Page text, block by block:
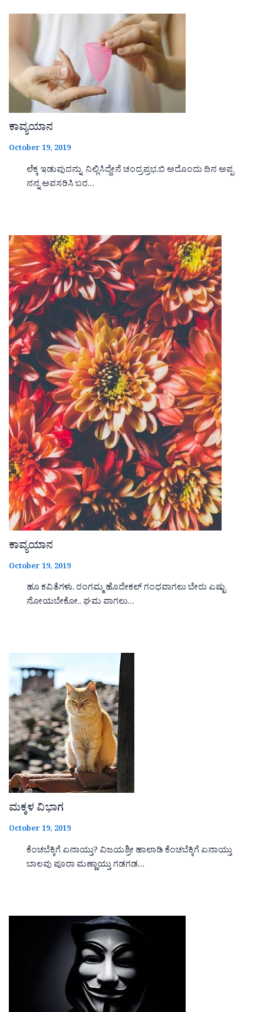
ಕಾವ್ಯಯಾನ
October 19, 2019
ಲೆಕ್ಕ ಇಡುವುದನ್ನು ನಿಲ್ಲಿಸಿದ್ದೇನೆ ಚಂದ್ರಪ್ರಭ.ಬಿ ಅದೊಂದು ದಿನ ಅಪ್ಪ
ನನ್ನ ಅವಸರಿಸಿ ಬರ…
ಕಾವ್ಯಯಾನ
October 19, 2019
ಹೂ ಕವಿತೆಗಳು. ರಂಗಮ್ಮ ಹೊದೇಕಲ್ ಗಂಧವಾಗಲು ಬೇರು ಎಷ್ಟು
ನೋಯಬೇಕೋ.. ಘಮ ವಾಗಲು…
ಮಕ್ಕಳ ವಿಭಾಗ
October 19, 2019
ಕೆಂಚಬೆಕ್ಕಿಗೆ ಏನಾಯ್ತು? ವಿಜಯಶ್ರೀ ಹಾಲಾಡಿ ಕೆಂಚಬೆಕ್ಕಿಗೆ ಏನಾಯ್ತು
ಬಾಲವು ಪೂರಾ ಮಣ್ಣಾಯ್ತು ಗಡಗಡ…